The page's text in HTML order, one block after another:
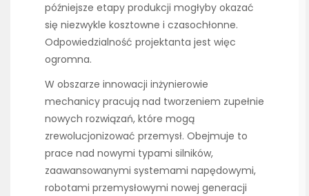
późniejsze etapy produkcji mogłyby okazać
się niezwykle kosztowne i czasochłonne.
Odpowiedzialność projektanta jest więc
ogromna.
W obszarze innowacji inżynierowie
mechanicy pracują nad tworzeniem zupełnie
nowych rozwiązań, które mogą
zrewolucjonizować przemysł. Obejmuje to
prace nad nowymi typami silników,
zaawansowanymi systemami napędowymi,
robotami przemysłowymi nowej generacji